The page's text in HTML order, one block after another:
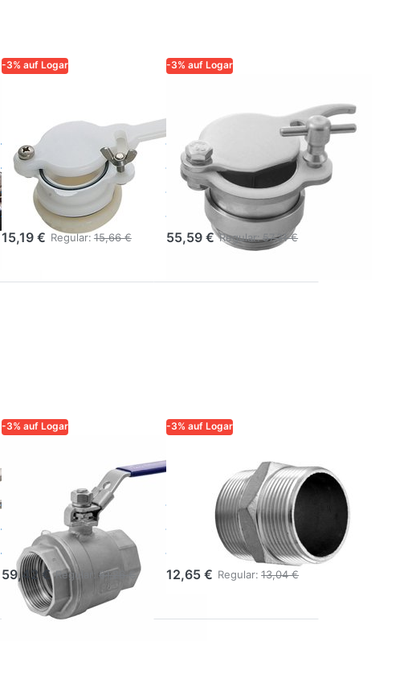
-3% auf Logar
Honighahn
6/4'' aus
Kunststoff mit
Mutter
15,19 € Regular: 15,66 €
-3% auf Logar
IMKER
Logar
Honighahn
6/4'' mit
Positioniermutter
55,59 € Regular:57,31 €
-3% auf Logar
ZUVERLÄSSIGKEIT FÜR
IMKER
Kugelhahn
Innengewinde
6/4''
59,42 € Regular: 61,26 €
-3% auf Logar
ZUVERLÄSSIGKEIT FÜR
Doppelnippel
6/4" Edelstahl
AISI 304
12,65 € Regular: 13,04 €